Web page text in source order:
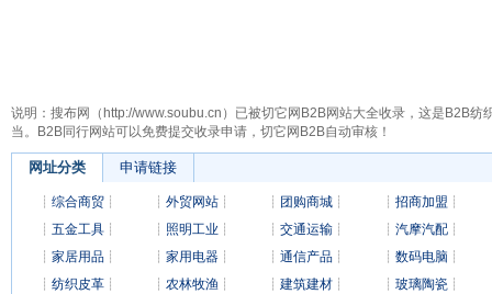
说明：搜布网（http://www.soubu.cn）已被切它网B2B网站大全收录，这是B2B
当。B2B同行网站可以免费提交收录申请，切它网B2B自动审核！
网址分类 申请链接
┊ 综合商贸 ┊ ┊ 外贸网站 ┊ ┊ 团购商城 ┊ ┊ 招商加盟 ┊
┊ 五金工具 ┊ ┊ 照明工业 ┊ ┊ 交通运输 ┊ ┊ 汽摩汽配┊
┊ 家居用品 ┊ ┊ 家用电器 ┊ ┊ 通信产品 ┊ ┊ 数码电脑 ┊
┊ 纺织皮革 ┊ ┊ 农林牧渔 ┊ ┊ 建筑建材 ┊ ┊ 玻璃陶瓷┊